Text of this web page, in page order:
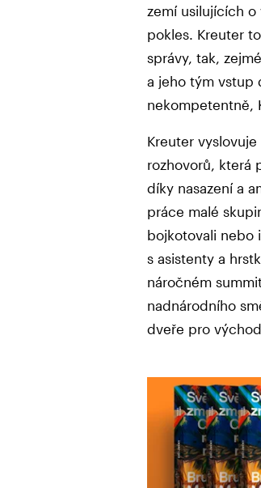
zemí usilujících
pokles. Kreuter
správy, tak,
a jeho tým vstup
nekompetentně,
Kreuter
rozhovorů, která
díky nasazení a
práce malé
bojkotovali nebo
s asistenty a
náročném
nadnárodního
dveře pro